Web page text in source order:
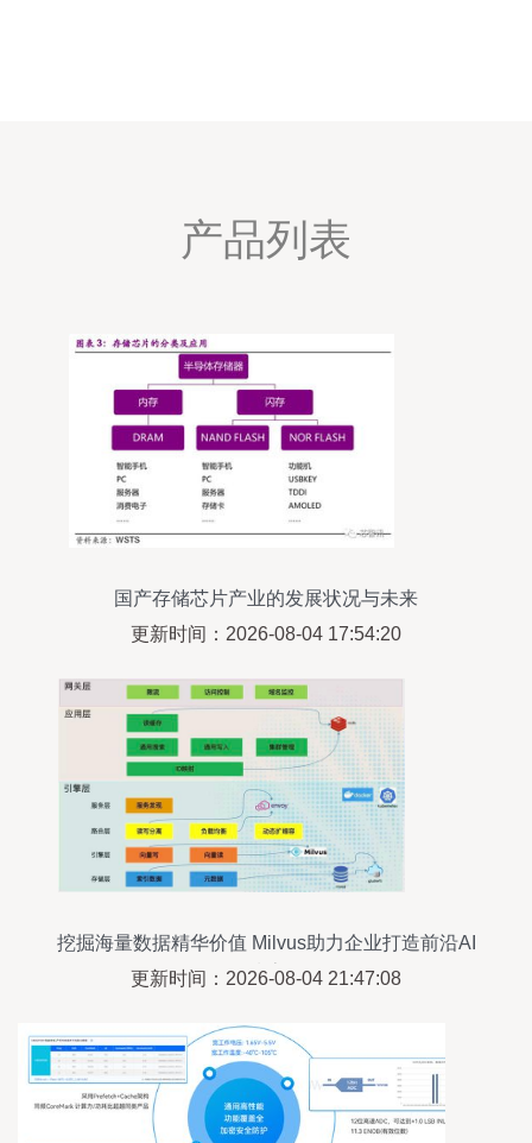
产品列表
国产存储芯片产业的发展状况与未来
更新时间：2026-08-04 17:54:20
挖掘海量数据精华价值 Milvus助力企业打造前沿AI
搜索
更新时间：2026-08-04 21:47:08